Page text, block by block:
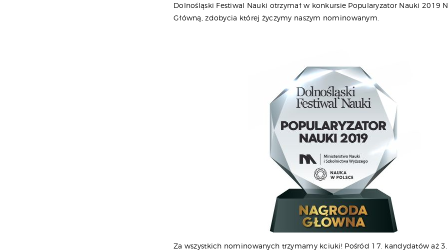
Dolnośląski Festiwal Nauki otrzymał w konkursie Popularyzator Nauki 2019
Główną, zdobycia której życzymy naszym nominowanym.
Za wszystkich nominowanych trzymamy kciuki! Pośród 17. kandydatów aż